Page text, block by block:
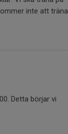
inte att träna
Detta börjar vi